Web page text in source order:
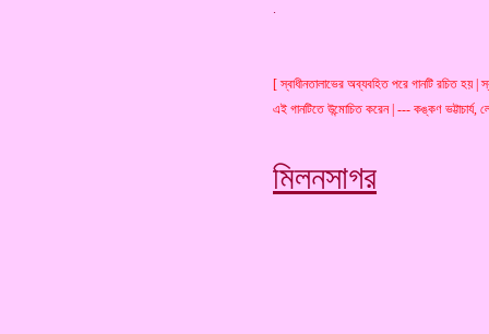
[ স্বাধীনতালাভের অব্যবহিত পরে গানটি রচিত হয় |
এই গানটিতে উন্মোচিত করেন | --- কঙ্কণ ভট্টাচার্য,
মিলনসাগর